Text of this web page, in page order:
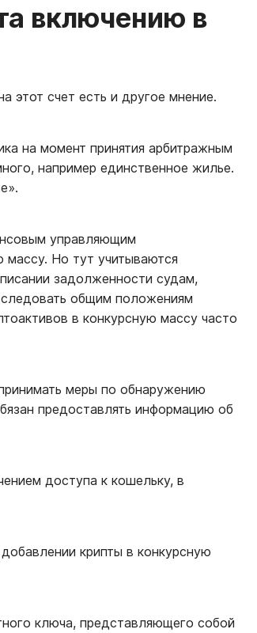
включению в
этот счет есть и другое мнение.
на момент принятия арбитражным
например единственное жилье.
управляющим
массу. Но тут учитываются
задолженности судам,
общим положениям
в конкурсную массу часто
меры по обнаружению
предоставлять информацию об
доступа к кошельку, в
крипты в конкурсную
ключа, представляющего собой